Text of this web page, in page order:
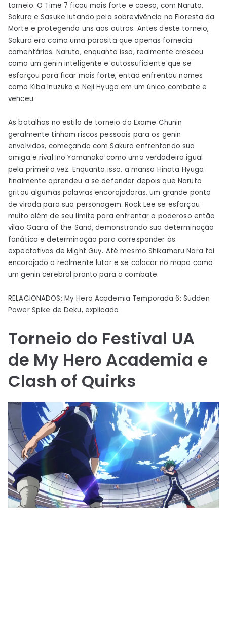
torneio. O Time 7 ficou mais forte e coeso, com Naruto,
Sakura e Sasuke lutando pela sobrevivência na Floresta da
Morte e protegendo uns aos outros. Antes deste torneio,
Sakura era como uma parasita que apenas fornecia
comentários. Naruto, enquanto isso, realmente cresceu
como um genin inteligente e autossuficiente que se
esforçou para ficar mais forte, então enfrentou nomes
como Kiba Inuzuka e Neji Hyuga em um único combate e
venceu.
As batalhas no estilo de torneio do Exame Chunin
geralmente tinham riscos pessoais para os genin
envolvidos, começando com Sakura enfrentando sua
amiga e rival Ino Yamanaka como uma verdadeira igual
pela primeira vez. Enquanto isso, a mansa Hinata Hyuga
finalmente aprendeu a se defender depois que Naruto
gritou algumas palavras encorajadoras, um grande ponto
de virada para sua personagem. Rock Lee se esforçou
muito além de seu limite para enfrentar o poderoso então
vilão Gaara of the Sand, demonstrando sua determinação
fanática e determinação para corresponder às
expectativas de Might Guy. Até mesmo Shikamaru Nara foi
encorajado a realmente lutar e se colocar no mapa como
um genin cerebral pronto para o combate.
RELACIONADOS: My Hero Academia Temporada 6: Sudden
Power Spike de Deku, explicado
Torneio do Festival UA
de My Hero Academia e
Clash of Quirks